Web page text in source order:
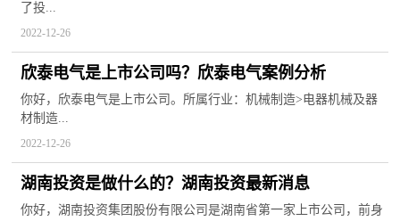
了投...
2022-12-26
欣泰电气是上市公司吗？欣泰电气案例分析
你好，欣泰电气是上市公司。所属行业：机械制造>电器机械及器
材制造...
2022-12-26
湖南投资是做什么的？湖南投资最新消息
你好，湖南投资集团股份有限公司是湖南省第一家上市公司，前身